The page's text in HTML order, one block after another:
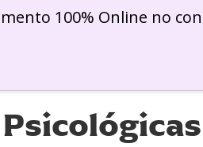
100% Online no